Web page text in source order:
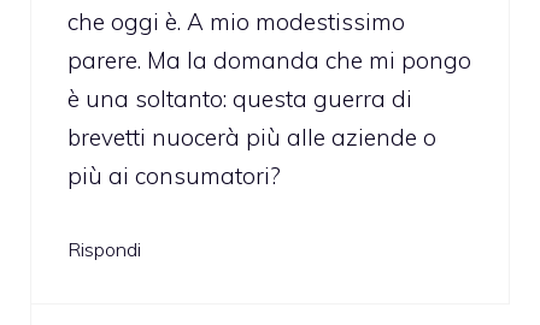
che oggi è. A mio modestissimo
parere. Ma la domanda che mi pongo
è una soltanto: questa guerra di
brevetti nuocerà più alle aziende o
più ai consumatori?
Rispondi